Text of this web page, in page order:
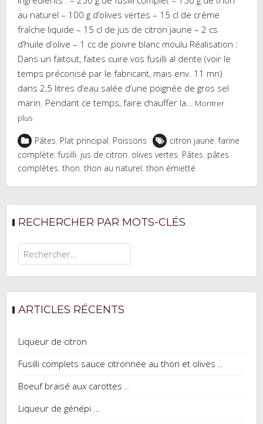
au naturel – 100 g d’olives vertes – 15 cl de crème
fraîche liquide – 15 cl de jus de citron jaune – 2 cs
d’huile d’olive – 1 cc de poivre blanc moulu Réalisation :
Dans un faitout, faites cuire vos fusilli al dente (voir le
temps préconisé par le fabricant, mais env. 11 mn)
dans 2,5 litres d’eau salée d’une poignée de gros sel
marin. Pendant ce temps, faire chauffer la… Montrer
plus
Pâtes, Plat principal, Poissons citron jaune,farine
complète,fusilli, jus de citron, olives vertes, Pâtes, pâtes
complètes, thon, thon au naturel, thon émietté
RECHERCHER PAR MOTS-CLÉS
Rechercher :
ARTICLES RÉCENTS
Liqueur de citron
Fusilli complets sauce citronnée au thon et olives ..
Boeuf braisé aux carottes ..
Liqueur de génépi …